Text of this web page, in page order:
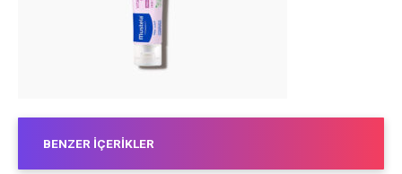
BENZER İÇERIKLER